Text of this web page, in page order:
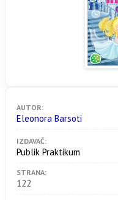
AUTOR:
Eleonora Barsoti
IZDAVAČ:
Publik Praktikum
STRANA:
122